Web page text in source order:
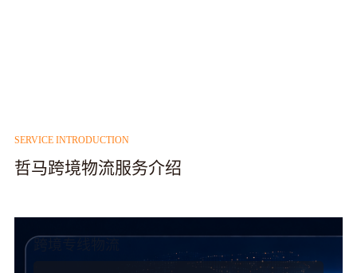
SERVICE INTRODUCTION
哲马跨境物流服务介绍
跨境专线物流